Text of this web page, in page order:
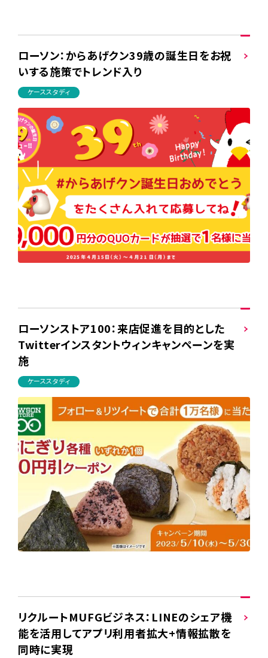
ローソン：からあげクン39歳の誕生日をお祝
いする施策でトレンド入り
ケーススタディ
ローソンストア100：来店促進を目的とした
Twitterインスタントウィンキャンペーンを実
施
ケーススタディ
リクルートMUFGビジネス：LINEのシェア機
能を活用してアプリ利用者拡大+情報拡散を
同時に実現